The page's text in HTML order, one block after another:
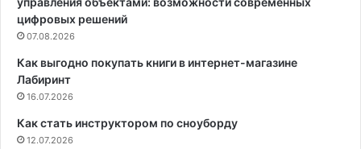
цифровых решений
07.08.2026
Как выгодно покупать книги в интернет-магазине
Лабиринт
16.07.2026
Как стать инструктором по сноуборду
12.07.2026